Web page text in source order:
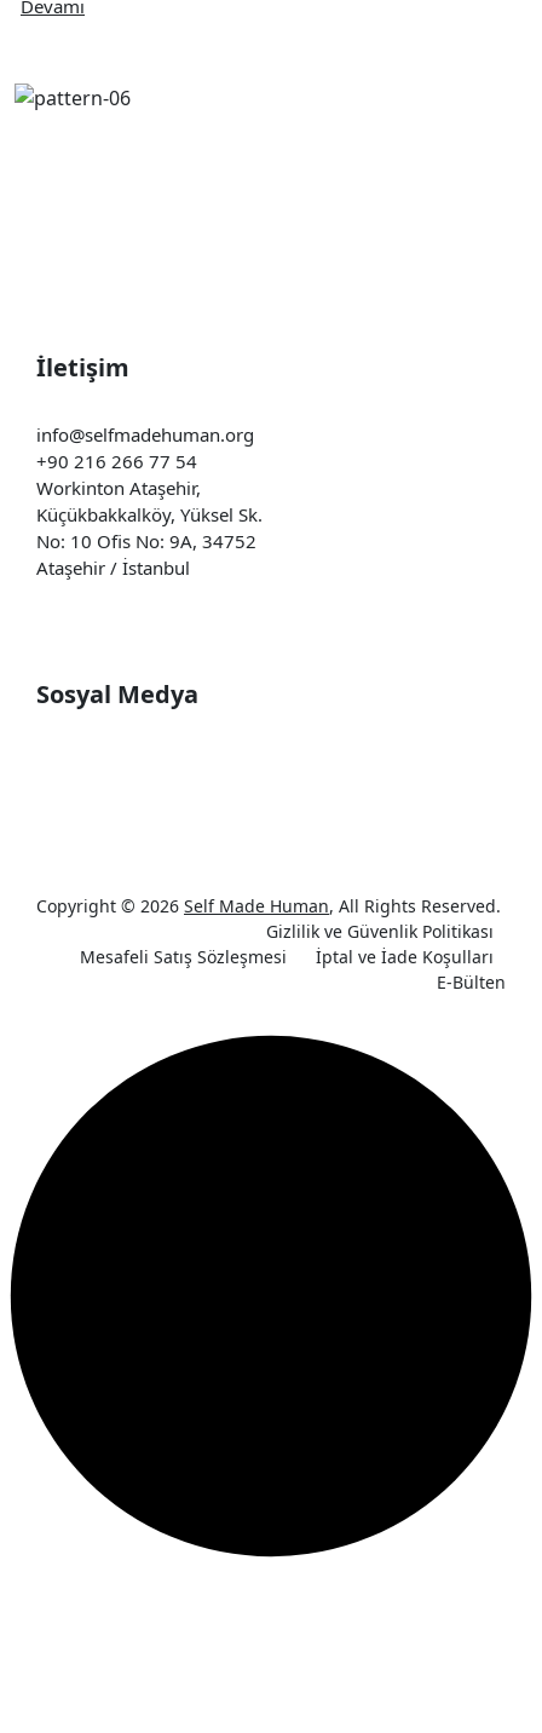
Devamı
İletişim
Workinton Ataşehir,
Küçükbakkalköy, Yüksel Sk.
No: 10 Ofis No: 9A, 34752
Ataşehir / İstanbul
+90 216 266 77 54
info@selfmadehuman.org
Sosyal Medya
Copyright © 2026 Self Made Human, All Rights Reserved.
Gizlilik ve Güvenlik Politikası
Mesafeli Satış Sözleşmesi
İptal ve İade Koşulları
E-Bülten